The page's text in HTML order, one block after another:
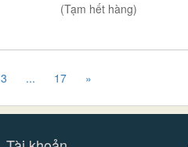
(Tạm hết hàng)
3 ... 17 »